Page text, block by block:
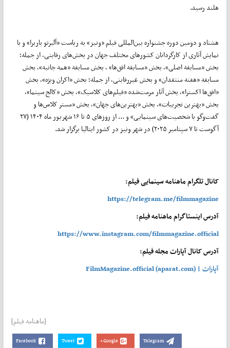
هلند رسید.
هشتاد و دومین دوره جشنواره بین‌المللی فیلم «ونیز» به ریاست «آلبرتو باربرا» و با
نمایش آثاری از کارگردانان کشورهای مختلف جهان در بخش‌‌های رقابتی، از جمله؛
بخش «مسابقه اصلی»، بخش «مسابقه افق‌ها» ، بخش مسابقه «همه جانبه»، بخش
مسابقه «هفته منتقدان» و بخش غیررقابتی، از جمله؛ بخش «اکران ویژه»، بخش
«افق‌ها اکسترا»، بخش آثار مرمت‌شده «فیلم‌های کلاسیک»، بخش «کالج سینما»،
بخش «بهترین تجربیات»، بخش «بهترین‌های جهان»، بخش «مستر کلاس‌ها و
گفت‌وگو با شخصیت‌های سینمایی» و ... از روزهای ۵ تا ۱۶ شهریور ماه ۱۴۰۴ (۲۷
آگوست تا ۷ سپتامبر ۲۰۲۵) در شهر ونیز در کشور ایتالیا برگزار شد.
کانال تلگرام ماهنامه سینمایی فیلم:
https://telegram.me/filmmagazine
آدرس اینستاگرام ماهنامه فیلم:
https://www.instagram.com/filmmagazine.official
آدرس کانال آپارات مجله فیلم:
آپارات | FilmMagazine.official (aparat.com)
[ماهنامه فیلم]
Facebook Tweet Google+ Telegram